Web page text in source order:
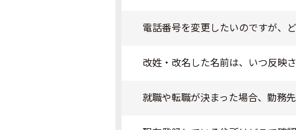
電話番号を変更したいのですが、
改姓・改名した名前は、いつ反映
就職や転職が決まった場合、勤務